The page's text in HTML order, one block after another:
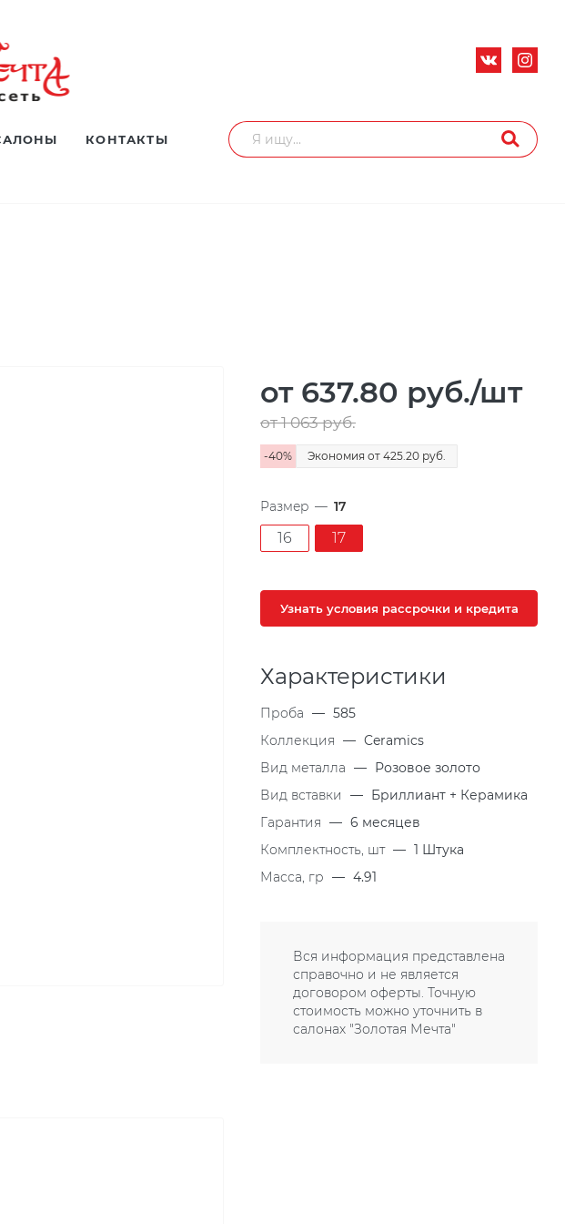
КОНТАКТЫ
от 637.80 руб./шт
от 1 063руб.
-40% Экономия от 425.20 руб.
Размер — 17
16 17
Узнать условия рассрочки и кредита
Характеристики
Проба — 585
Коллекция — Ceramics
Вид металла — Розовое золото
Вид вставки
— Бриллиант + Керамика
Гарантия — 6 месяцев
Комплектность, шт — 1 Штука
Масса, гр — 4.91
Вся информация представлена
справочно и не является
договором оферты. Точную
стоимость можно уточнить в
салонах "Золотая Мечта"